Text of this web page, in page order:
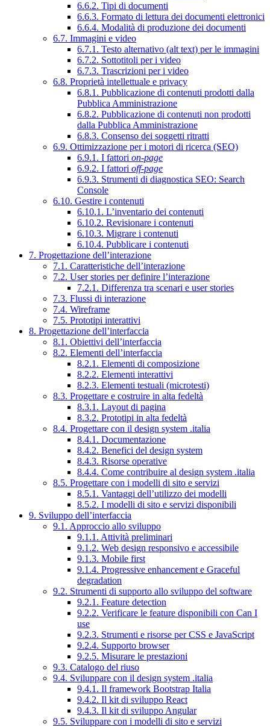
6.6.2. Tipi di documenti
6.6.3. Formato di lettura dei documenti elettronici
6.6.4. Modalità di produzione dei documenti
6.7. Immagini e video
6.7.1. Testo alternativo (alt text) per le immagini
6.7.2. Sottotitoli per i video
6.7.3. Trascrizioni per i video
6.8. Proprietà intellettuale e privacy
6.8.1. Pubblicazione di contenuti prodotti dalla
Pubblica Amministrazione
6.8.2. Pubblicazione di contenuti non prodotti
dalla Pubblica Amministrazione
6.8.3. Consenso dei soggetti ritratti
6.9. Ottimizzazione per i motori di ricerca (SEO)
6.9.1. I fattori on-page
6.9.2. I fattori off-page
6.9.3. Strumenti di diagnostica SEO: Search
Console
6.10. Gestire i contenuti
6.10.1. L’inventario dei contenuti
6.10.2. Revisionare i contenuti
6.10.3. Migrare i contenuti
6.10.4. Pubblicare i contenuti
7. Progettazione dell’interazione
7.1. Caratteristiche dell’interazione
7.2. User stories per definire l’interazione
7.2.1. Differenza tra scenari e user stories
7.3. Flussi di interazione
7.4. Wireframe
7.5. Prototipi interattivi
8. Progettazione dell’interfaccia
8.1. Obiettivi dell’interfaccia
8.2. Elementi dell’interfaccia
8.2.1. Elementi di composizione
8.2.2. Elementi interattivi
8.2.3. Elementi testuali (microtesti)
8.3. Progettare e costruire in alta fedeltà
8.3.1. Layout di pagina
8.3.2. Prototipi in alta fedeltà
8.4. Progettare con il design system .italia
8.4.1. Documentazione
8.4.2. Benefici del design system
8.4.3. Risorse operative
8.4.4. Come contribuire al design system .italia
8.5. Progettare con i modelli di sito e servizi
8.5.1. Vantaggi dell’utilizzo dei modelli
8.5.2. I modelli di sito e servizi disponibili
9. Sviluppo dell’interfaccia
9.1. Approccio allo sviluppo
9.1.1. Attività preliminari
9.1.2. Web design responsivo e accessibile
9.1.3. Mobile first
9.1.4. Progressive enhancement e Graceful
degradation
9.2. Strumenti di supporto allo sviluppo del software
9.2.1. Feature detection
9.2.2. Verificare le feature disponibili con Can I
use
9.2.3. Strumenti e risorse per CSS e JavaScript
9.2.4. Supporto browser
9.2.5. Misurare le prestazioni
9.3. Catalogo del riuso
9.4. Sviluppare con il design system .italia
9.4.1. Il framework Bootstrap Italia
9.4.2. Il kit di sviluppo React
9.4.3. Il kit di sviluppo Angular
9.5. Sviluppare con i modelli di sito e servizi